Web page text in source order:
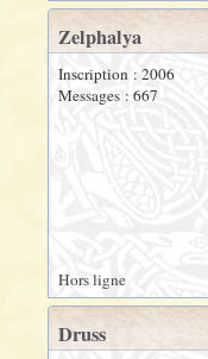
Zelphalya
Inscription : 2006
Messages : 667
Hors ligne
Druss